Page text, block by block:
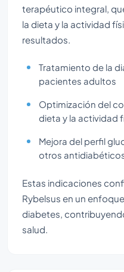
terapéutico integral,
la dieta y la actividad
resultados.
Tratamiento de la
pacientes adultos
Optimización del
dieta y la actividad
Mejora del perfil
otros
Estas indicaciones
Rybelsus en un
diabetes,
salud.